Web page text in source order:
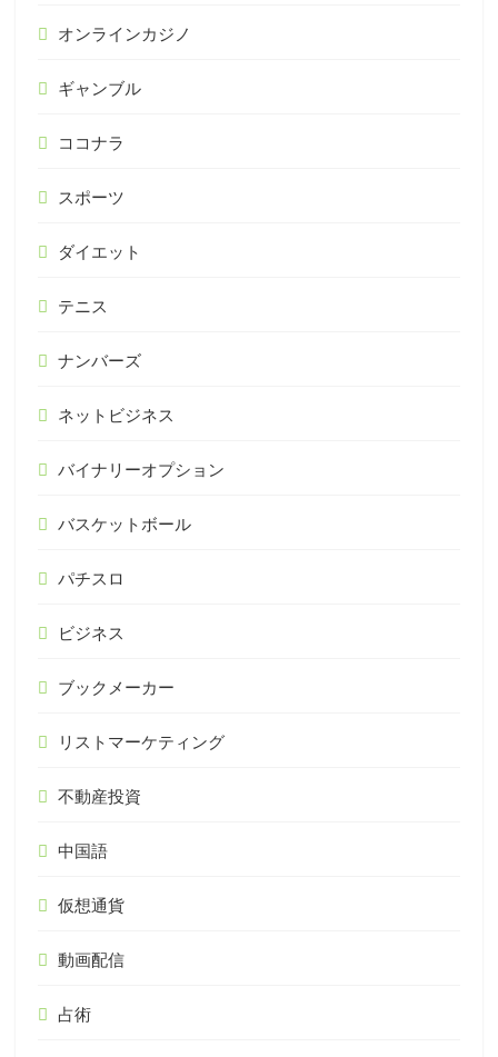
オンラインカジノ
ギャンブル
ココナラ
スポーツ
ダイエット
テニス
ナンバーズ
ネットビジネス
バイナリーオプション
バスケットボール
パチスロ
ビジネス
ブックメーカー
リストマーケティング
不動産投資
中国語
仮想通貨
動画配信
占術